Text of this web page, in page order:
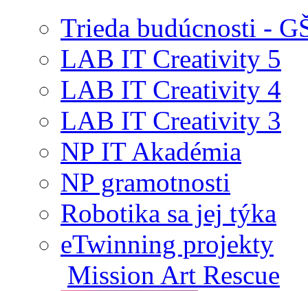
Trieda budúcnosti -
LAB IT Creativity 5
LAB IT Creativity 4
LAB IT Creativity 3
NP IT Akadémia
NP gramotnosti
Robotika sa jej týka
eTwinning projekty
Mission Art Rescue